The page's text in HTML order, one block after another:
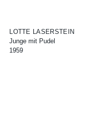
LOTTE LASERSTEIN
Junge mit Pudel
1959